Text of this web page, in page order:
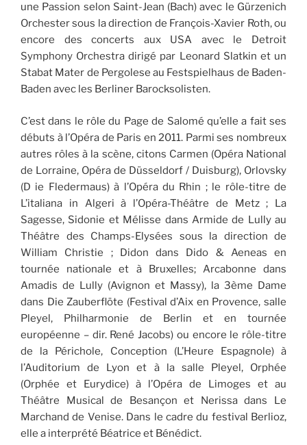
une Passion selon Saint-Jean (Bach) avec le Gürzenich
Orchester sous la direction de François-Xavier Roth, ou
encore des concerts aux USA avec le Detroit
Symphony Orchestra dirigé par Leonard Slatkin et un
Stabat Mater de Pergolese au Festspielhaus de Baden-
Baden avec les Berliner Barocksolisten.
C’est dans le rôle du Page de Salomé qu’elle a fait ses
débuts à l’Opéra de Paris en 2011. Parmi ses nombreux
autres rôles à la scène, citons Carmen (Opéra National
de Lorraine, Opéra de Düsseldorf / Duisburg), Orlovsky
(D ie Fledermaus) à l’Opéra du Rhin ; le rôle-titre de
L’italiana in Algeri à l’Opéra-Théâtre de Metz ; La
Sagesse, Sidonie et Mélisse dans Armide de Lully au
Théâtre des Champs-Elysées sous la direction de
William Christie ; Didon dans Dido & Aeneas en
tournée nationale et à Bruxelles; Arcabonne dans
Amadis de Lully (Avignon et Massy), la 3ème Dame
dans Die Zauberflöte (Festival d’Aix en Provence, salle
Pleyel, Philharmonie de Berlin et en tournée
européenne – dir. René Jacobs) ou encore le rôle-titre
de la Périchole, Conception (L’Heure Espagnole) à
l’Auditorium de Lyon et à la salle Pleyel, Orphée
(Orphée et Eurydice) à l’Opéra de Limoges et au
Théâtre Musical de Besançon et Nerissa dans Le
Marchand de Venise. Dans le cadre du festival Berlioz,
elle a interprété Béatrice et Bénédict.